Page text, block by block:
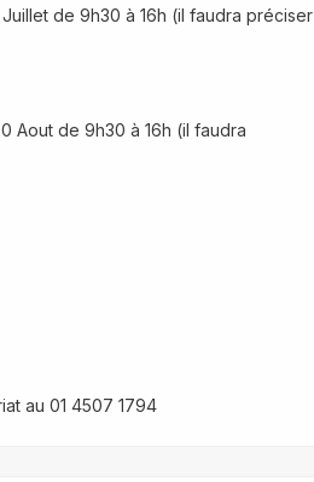
de 9h30 à 16h (il faudra préciser
Aout de 9h30 à 16h (il faudra
au 01 4507 1794